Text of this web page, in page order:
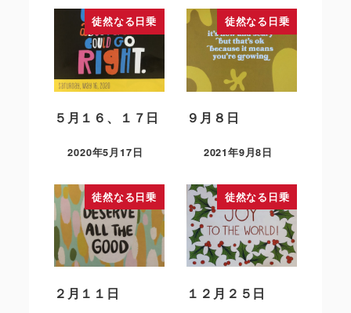
徒然なる日乗
５月１６、１７日
2020年5月17日
徒然なる日乗
９月８日
2021年9月8日
徒然なる日乗
２月１１日
徒然なる日乗
１２月２５日